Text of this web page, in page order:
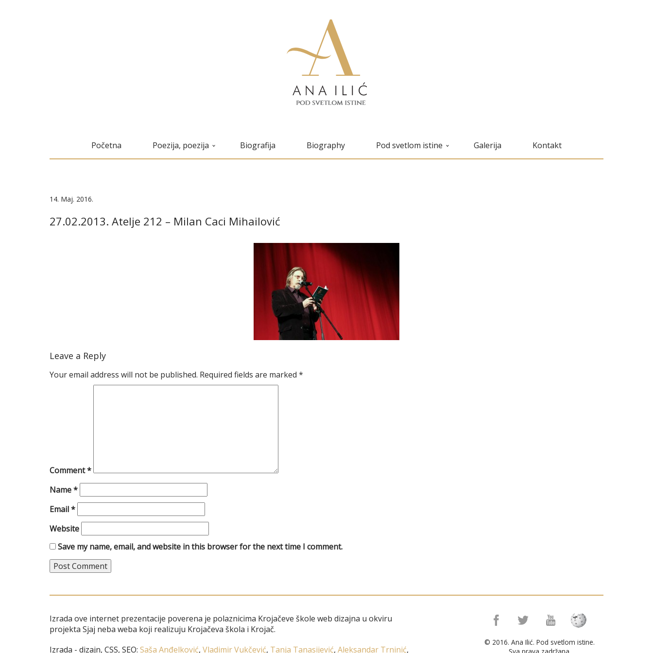
Početna Poezija, poezija Biografija Biography Pod svetlom istine Galerija Kontakt
14. Maj. 2016.
27.02.2013. Atelje 212 – Milan Caci Mihailović
Leave a Reply
Your email address will not be published. Required fields are marked *
Comment*
Name*
Email*
Website
Save my name, email, and website in this browser for the next time I comment.
Izrada ove internet prezentacije poverena je polaznicima Krojačeve škole web dizajna u okviru
projekta Sjaj neba weba koji realizuju Krojačeva škola i Krojač.
Izrada - dizajn, CSS, SEO: Saša Anđelković, Vladimir Vukčević, Tanja Tanasijević, Aleksandar Trninić,
© 2016. Ana Ilić. Pod svetlom istine.